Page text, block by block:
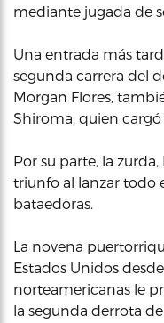
mediante jugada de
Una entrada más
segunda carrera del
Morgan Flores,
Shiroma, quien
Por su parte, la
triunfo al lanzar todo
bataedoras.
La novena
Estados Unidos desde
norteamericanas le
la segunda derrota